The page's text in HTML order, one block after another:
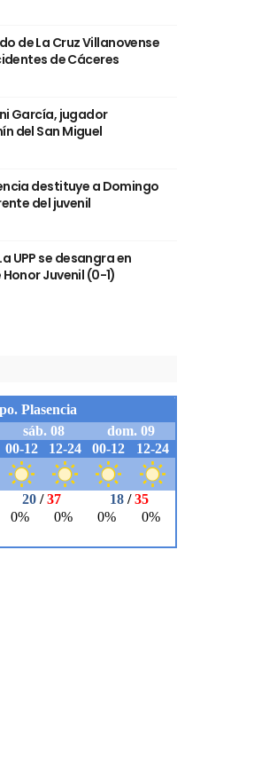
de La Cruz Villanovense
de Cáceres
García, jugador
del San Miguel
destituye a Domingo
del juvenil
UPP se desangra en
Juvenil (0-1)